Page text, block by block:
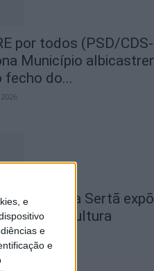
e
e
e
por todos (PSD/
Município
fecho do...
Sénior da Sertã
Casa da Cultura